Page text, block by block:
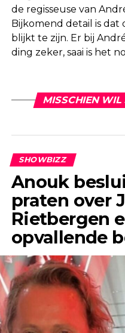
de regisseuse van
Bijkomend detail is
blijkt te zijn. Er bij
ding zeker, saai is het
MISSCHIEN
SHOWBIZZ
Anouk
praten over
Rietbergen
opvallende